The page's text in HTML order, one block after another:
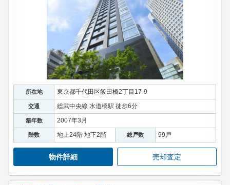
所在地 東京都千代田区飯田橋2丁目17-9
交通 総武中央線 水道橋駅 徒歩6分
築年数 2007年3月
階数 地上24階 地下2階 総戸数 99戸
物件詳細 売却査定